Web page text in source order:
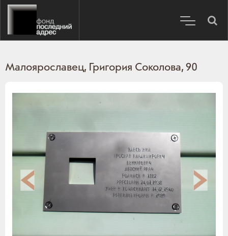
Малоярославец, Григория Соколова, 90